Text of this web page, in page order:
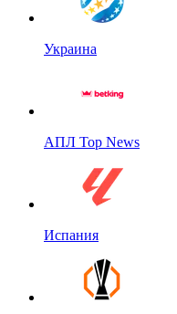
Украина
АПЛ Top News
Испания